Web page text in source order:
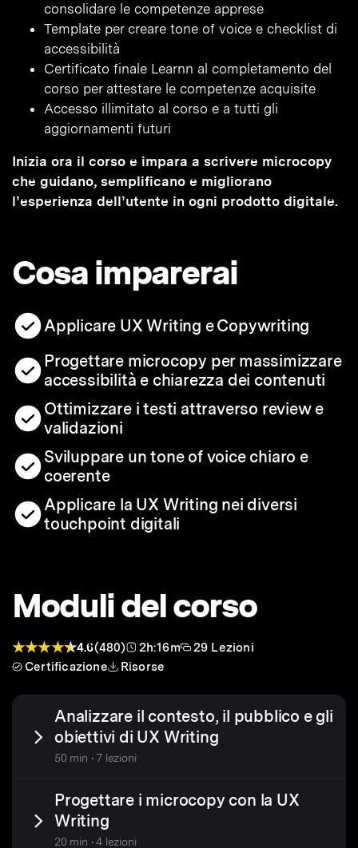
consolidare le competenze apprese
Template per creare tone of voice e checklist di
accessibilità
Certificato finale Learnn al completamento del
corso per attestare le competenze acquisite
Accesso illimitato al corso e a tutti gli
aggiornamenti futuri
Inizia ora il corso e impara a scrivere microcopy
che guidano, semplificano e migliorano
l’esperienza dell’utente in ogni prodotto digitale.
Cosa imparerai
Applicare UX Writing e Copywriting
Progettare microcopy per massimizzare
accessibilità e chiarezza dei contenuti
Ottimizzare i testi attraverso review e
validazioni
Sviluppare un tone of voice chiaro e
coerente
Applicare la UX Writing nei diversi
touchpoint digitali
Moduli del corso
4.6(480) 2h:16m
29 Lezioni
Certificazione
Risorse
Analizzare il contesto, il pubblico e gli
obiettivi di UX Writing
50 min • 7 lezioni
Progettare i microcopy con la UX
Writing
20 min • 4 lezioni